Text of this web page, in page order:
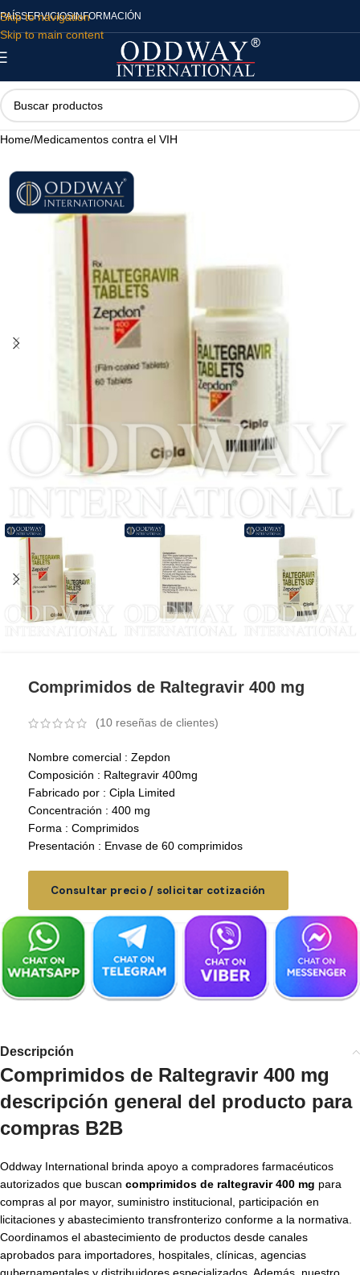
Skip to navigation
Skip to main content
PAÍSSERVICIOSINFORMACIÓN
Home/Medicamentos contra el VIH
Comprimidos de Raltegravir 400 mg
(10 reseñas de clientes)
Nombre comercial : Zepdon
Composición : Raltegravir 400mg
Fabricado por : Cipla Limited
Concentración : 400 mg
Forma : Comprimidos
Presentación : Envase de 60 comprimidos
Consultar precio / solicitar cotización
Descripción
Comprimidos de Raltegravir 400 mg
descripción general del producto para
compras B2B
Oddway International brinda apoyo a compradores farmacéuticos
autorizados que buscan comprimidos de raltegravir 400 mg para
compras al por mayor, suministro institucional, participación en
licitaciones y abastecimiento transfronterizo conforme a la normativa.
Coordinamos el abastecimiento de productos desde canales
aprobados para importadores, hospitales, clínicas, agencias
gubernamentales y distribuidores especializados. Además, nuestro